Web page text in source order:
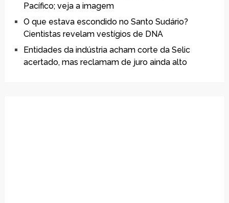
Pacífico; veja a imagem
O que estava escondido no Santo Sudário?
Cientistas revelam vestígios de DNA
Entidades da indústria acham corte da Selic
acertado, mas reclamam de juro ainda alto